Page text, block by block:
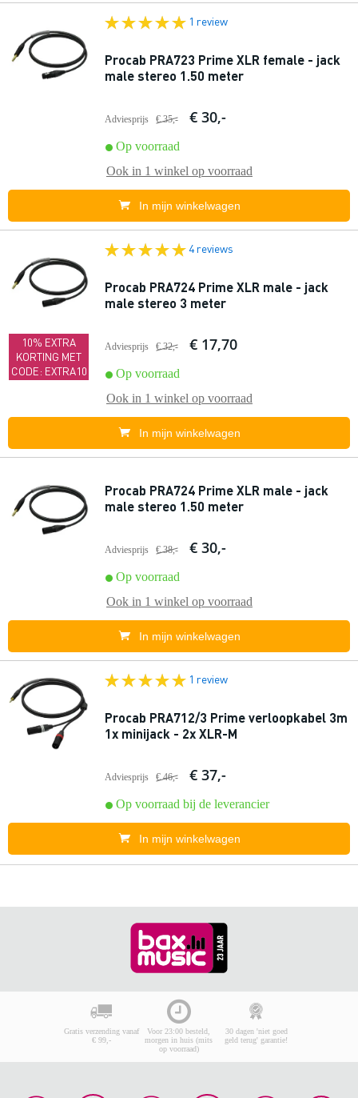
1 review
Procab PRA723 Prime XLR female - jack
male stereo 1.50 meter
Adviesprijs € 35,- € 30,-
Op voorraad
Ook in 1 winkel op voorraad
In mijn winkelwagen
10% EXTRA
KORTING MET
CODE: EXTRA10
4 reviews
Procab PRA724 Prime XLR male - jack
male stereo 3 meter
Adviesprijs € 32,- € 17,70
Op voorraad
Ook in 1 winkel op voorraad
In mijn winkelwagen
Procab PRA724 Prime XLR male - jack
male stereo 1.50 meter
Adviesprijs € 38,- € 30,-
Op voorraad
Ook in 1 winkel op voorraad
In mijn winkelwagen
1 review
Procab PRA712/3 Prime verloopkabel 3m
1x minijack - 2x XLR-M
Adviesprijs € 46,- € 37,-
Op voorraad bij de leverancier
In mijn winkelwagen
Gratis verzending vanaf
€ 99,-
Voor 23:00 besteld,
morgen in huis (mits
op voorraad)
30 dagen 'niet goed
geld terug' garantie!